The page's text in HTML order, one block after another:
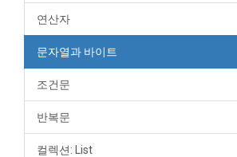
연산자
문자열과 바이트
조건문
반복문
컬렉션: List